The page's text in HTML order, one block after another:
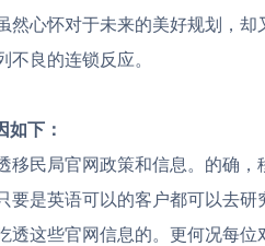
然心怀对于未来的美好规划，
不良的连锁反应。
下：
移民局官网政策和信息。的确
要是英语可以的客户都可以去
透这些官网信息的。更何况每